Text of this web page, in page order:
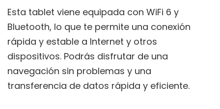
Esta tablet viene equipada con WiFi 6 y
Bluetooth, lo que te permite una conexión
rápida y estable a Internet y otros
dispositivos. Podrás disfrutar de una
navegación sin problemas y una
transferencia de datos rápida y eficiente.